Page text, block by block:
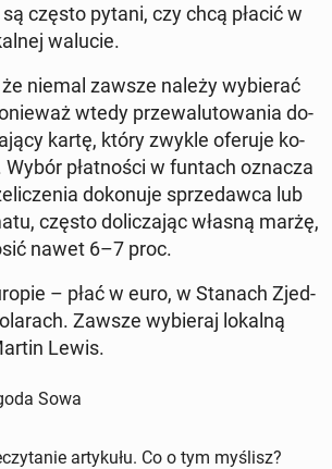
często pytani, czy chcą płacić w
walucie.
niemal zawsze należy wy­bie­rać
wtedy prze­wa­lu­to­wa­nia do­
kartę, który zwykle oferuje ko­
płat­no­ści w funtach oznacza
do­ko­nu­je sprze­daw­ca lub
często do­li­cza­jąc własną marżę,
nawet 6–7 proc.
– płać w euro, w Stanach Zjed­
Zawsze wy­bie­raj lokalną
Lewis.
Sowa
artykułu. Co o tym myślisz?